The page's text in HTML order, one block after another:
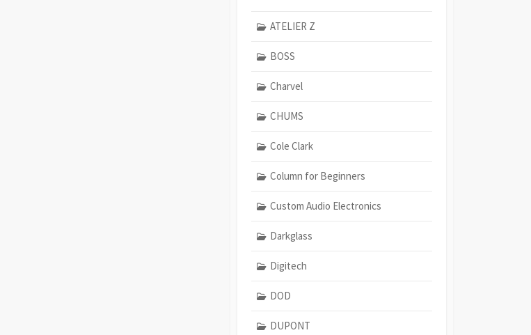
ATELIER Z
BOSS
Charvel
CHUMS
Cole Clark
Column for Beginners
Custom Audio Electronics
Darkglass
Digitech
DOD
DUPONT